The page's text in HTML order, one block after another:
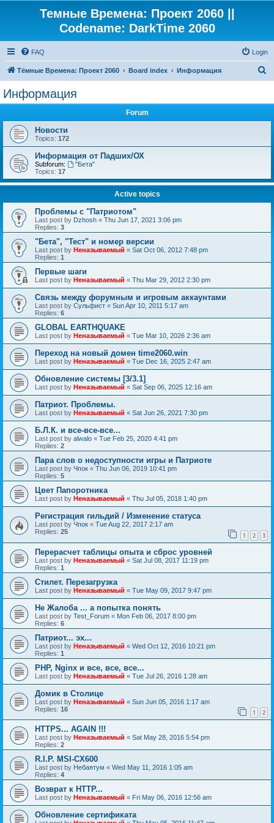
Темные Времена: Проект 2060 ||
Codename: DarkTime 2060
FAQ Login
Тёмные Времена: Проект 2060 Board index Информация
Информация
Forum
Новости
Topics: 172
Информация от Падших/ОХ
Subforum:
"Бета"
Topics: 17
Active topics
Проблемы с "Патриотом"
Last post by Dzhosh « Thu Jun 17, 2021 3:06 pm
Replies: 3
"Бета", "Тест" и номер версии
Last post by Неназываемый « Sat Oct 06, 2012 7:48 pm
Replies: 1
Первые шаги
Last post by Неназываемый « Thu Mar 29, 2012 2:30 pm
Связь между форумным и игровым аккаунтами
Last post by Сульфист « Sun Apr 10, 2011 5:17 am
Replies: 6
GLOBAL EARTHQUAKE
Last post by Неназываемый « Tue Mar 10, 2026 2:36 am
Переход на новый домен time2060.win
Last post by Неназываемый « Tue Dec 16, 2025 2:47 am
Обновление системы [3/3.1]
Last post by Неназываемый « Sat Sep 06, 2025 12:16 am
Патриот. Проблемы.
Last post by Неназываемый « Sat Jun 26, 2021 7:30 pm
Б.Л.К. и все-все-все...
Last post by alwalo « Tue Feb 25, 2020 4:41 pm
Replies: 2
Пара слов о недоступности игры и Патриоте
Last post by Чпок « Thu Jun 06, 2019 10:41 pm
Replies: 5
Цвет Папоротника
Last post by Неназываемый « Thu Jul 05, 2018 1:40 pm
Регистрация гильдий / Изменение статуса
Last post by Чпок « Tue Aug 22, 2017 2:17 am
Replies: 25 1 2 3
Перерасчет таблицы опыта и сброс уровней
Last post by Неназываемый « Sat Jul 08, 2017 11:19 pm
Replies: 1
Стилет. Перезагрузка
Last post by Неназываемый « Tue May 09, 2017 9:47 pm
Не Жалоба ... а попытка понять
Last post by Test_Forum « Mon Feb 06, 2017 8:00 pm
Replies: 6
Патриот... эх...
Last post by Неназываемый « Wed Oct 12, 2016 10:21 pm
Replies: 1
PHP, Nginx и все, все, все...
Last post by Неназываемый « Tue Jul 26, 2016 1:28 am
Домик в Столице
Last post by Неназываемый « Sun Jun 05, 2016 1:17 am
Replies: 16 1 2
HTTPS... AGAIN !!!
Last post by Неназываемый « Sat May 28, 2016 5:54 pm
Replies: 2
R.I.P. MSI-CX600
Last post by Небаятум « Wed May 11, 2016 1:05 am
Replies: 4
Возврат к HTTP...
Last post by Неназываемый « Fri May 06, 2016 12:56 am
Обновление сертификата